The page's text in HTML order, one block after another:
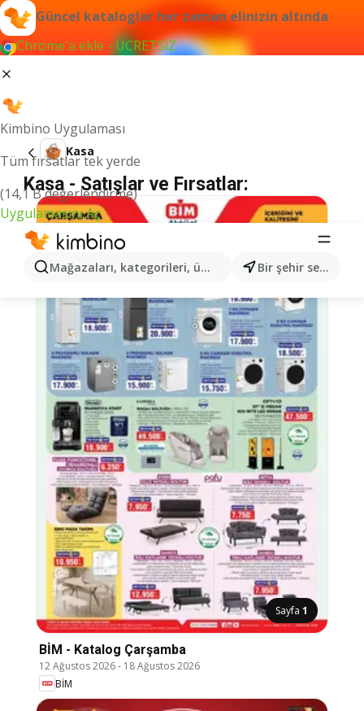
Güncel kataloglar her zaman elinizin altında
Chrome'a ekle - ÜCRETSİZ
Kimbino Uygulaması
Tüm fırsatlar tek yerde
(14,1 B değerlendirme)
Uygulamasını Aç
Mağazaları, kategorileri, ürünleri arayın... Bir şehir seçin
Kasa
Kasa - Satışlar ve Fırsatlar:
Sayfa 1
BİM - Katalog Çarşamba
12 Ağustos 2026- 18 Ağustos 2026
BİM